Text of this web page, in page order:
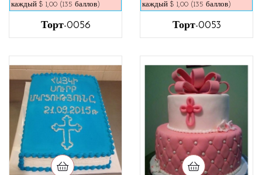
каждый $ 1,00 (135 баллов)
Торт-0056
каждый $ 1,00 (135 баллов)
Торт-0053